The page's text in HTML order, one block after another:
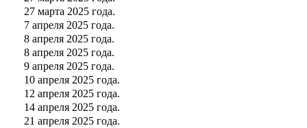
27 марта 2025 года.
7 апреля 2025 года.
8 апреля 2025 года.
8 апреля 2025 года.
9 апреля 2025 года.
10 апреля 2025 года.
12 апреля 2025 года.
14 апреля 2025 года.
21 апреля 2025 года.